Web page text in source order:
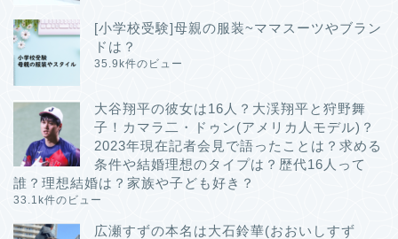
[小学校受験]母親の服装~ママスーツやブラン
ドは？
35.9k件のビュー
大谷翔平の彼女は16人？大渓翔平と狩野舞
子！カマラ二・ドゥン(アメリカ人モデル)？
2023年現在記者会見で語ったことは？求める
条件や結婚理想のタイプは？歴代16人って
誰？理想結婚は？家族や子ども好き？
33.1k件のビュー
広瀬すずの本名は大石鈴華(おおいしすず